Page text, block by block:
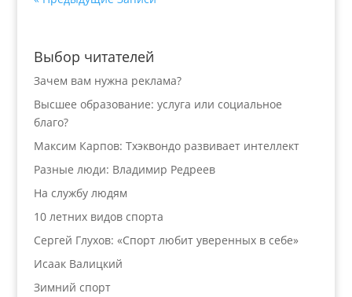
Выбор читателей
Зачем вам нужна реклама?
Высшее образование: услуга или социальное
благо?
Максим Карпов: Тхэквондо развивает интеллект
Разные люди: Владимир Редреев
На службу людям
10 летних видов спорта
Сергей Глухов: «Спорт любит уверенных в себе»
Исаак Валицкий
Зимний спорт